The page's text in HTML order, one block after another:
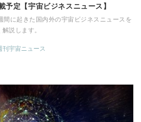
予定【宇宙ビジネスニュース】
間に起きた国内外の宇宙ビジネスニュースを
説します。
刊宇宙ニュース